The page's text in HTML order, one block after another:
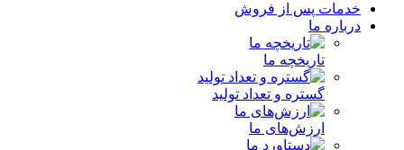
خدمات پس از فروش
درباره ما
تاریخچه ما
گستره و تعداد تولید
ارزش‌های ما